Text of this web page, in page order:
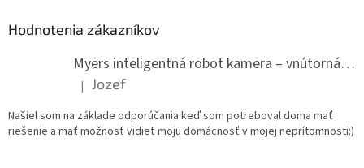
Hodnotenia zákazníkov
Myers inteligentná robot kamera – vnútorná WiFi kamera
Hodnotenie produktu je 5 z 5 hviezdičiek.
| Jozef
Našiel som na základe odporúčania keď som potreboval doma mať
riešenie a mať možnosť vidieť moju domácnosť v mojej neprítomnosti:)